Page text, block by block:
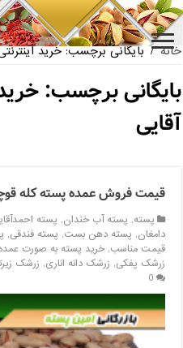
بازار فروش پسته اکبری بسته بندی
خانه / بایگانی برچسب: خرید
بایگانی برچسب:
آقایی
قیمت فروش عمده پسته کله
پسته, پسته آب خندان, پسته
دامغان, پسته دهن بست, پسته فندقی,
قیمت مناسب,خرید پسته به صورت
زرشک پفکی, زرشک دانه اناری, زرشک
0